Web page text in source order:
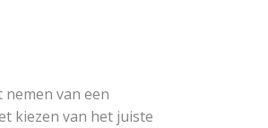
van een
kiezen van het juiste